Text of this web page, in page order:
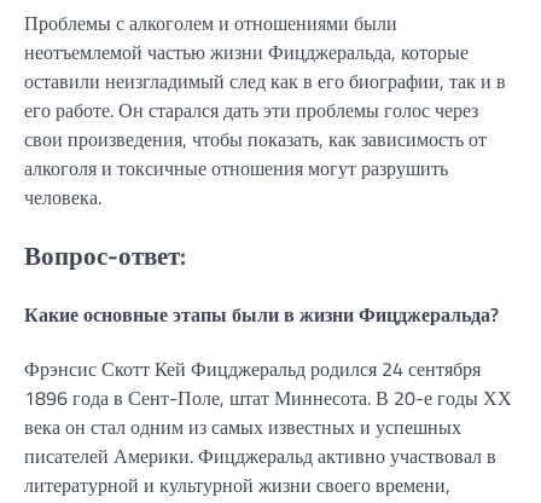
Проблемы с алкоголем и отношениями были
неотъемлемой частью жизни Фицджеральда, которые
оставили неизгладимый след как в его биографии, так и в
его работе. Он старался дать эти проблемы голос через
свои произведения, чтобы показать, как зависимость от
алкоголя и токсичные отношения могут разрушить
человека.
Вопрос-ответ:
Какие основные этапы были в жизни Фицджеральда?
Фрэнсис Скотт Кей Фицджеральд родился 24 сентября
1896 года в Сент-Поле, штат Миннесота. В 20-е годы ХХ
века он стал одним из самых известных и успешных
писателей Америки. Фицджеральд активно участвовал в
литературной и культурной жизни своего времени,